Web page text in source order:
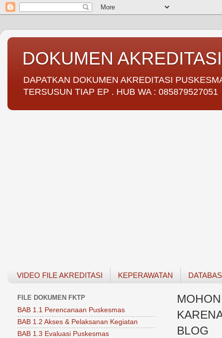
DOKUMEN
DAPATKAN DOKUMEN AKREDITASI
TERSUSUN TIAP EP . HUB WA : 085879527051
VIDEO FILE AKREDITASI KEPERAWATAN
BLOG
FILE DOKUMEN FKTP
BAB 1.1 Perencanaan Puskesmas
BAB 1.2 Akses & Pelaksanan Kegiatan
BAB 1.3 Evaluasi Puskesmas